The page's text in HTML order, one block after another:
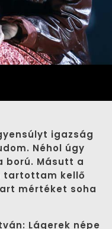
igazság
Néhol úgy
ború. Másutt a
tartottam kellő
mértéket soha
Lágerek népe